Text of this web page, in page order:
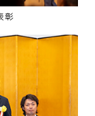
彰